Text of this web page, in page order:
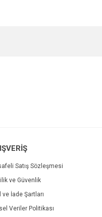
Satış Sözleşmesi
ve Güvenlik
ve İade Şartları
Veriler Politikası